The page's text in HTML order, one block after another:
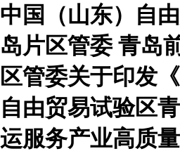
中国（山东）自
岛片区管委 青岛
区管委关于印发
自由贸易试验区
运服务产业高质